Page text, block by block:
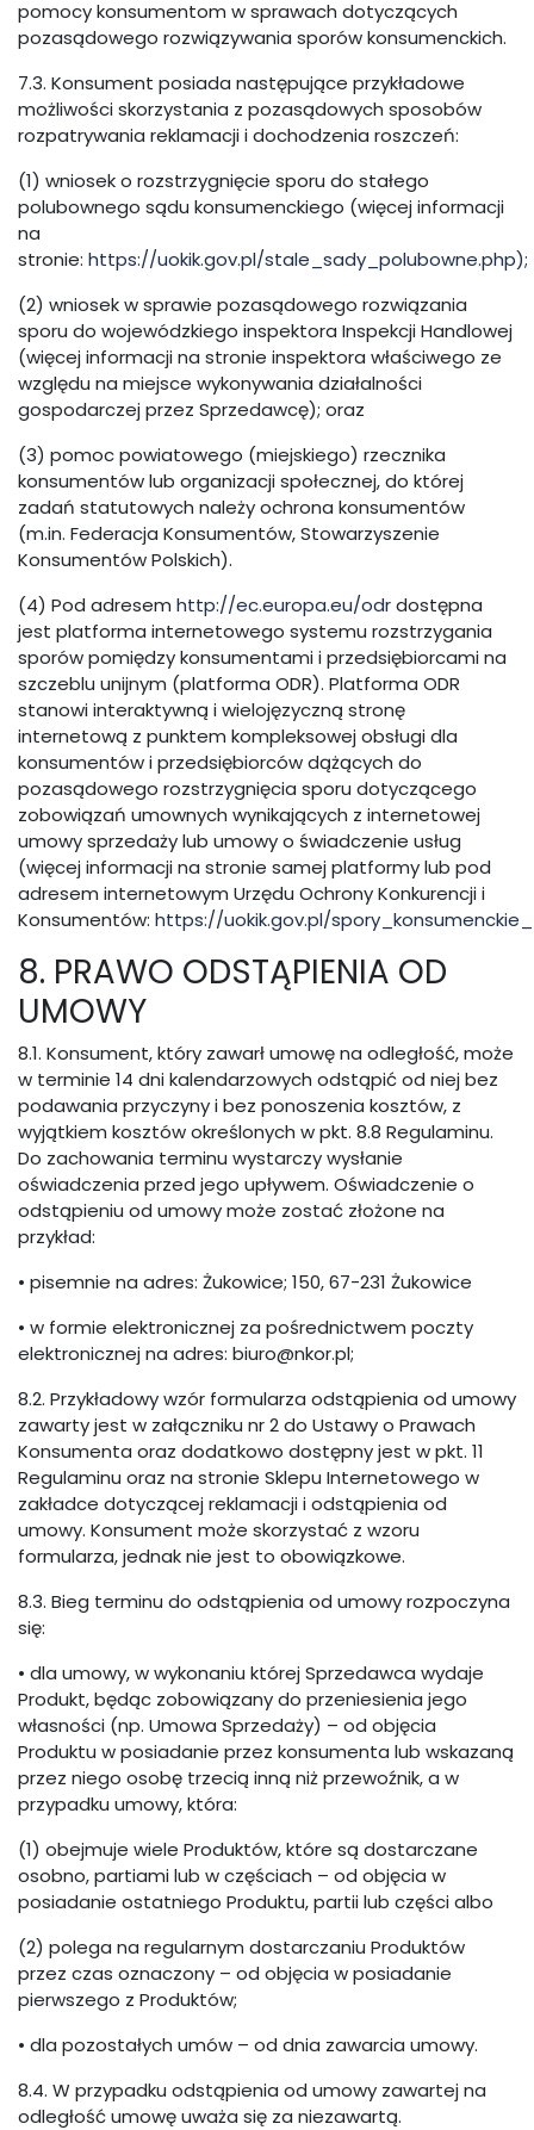
pomocy konsumentom w sprawach dotyczących
pozasądowego rozwiązywania sporów konsumenckich.
7.3. Konsument posiada następujące przykładowe
możliwości skorzystania z pozasądowych sposobów
rozpatrywania reklamacji i dochodzenia roszczeń:
(1) wniosek o rozstrzygnięcie sporu do stałego
polubownego sądu konsumenckiego (więcej informacji
na
stronie: https://uokik.gov.pl/stale_sady_polubowne.php);
(2) wniosek w sprawie pozasądowego rozwiązania
sporu do wojewódzkiego inspektora Inspekcji Handlowej
(więcej informacji na stronie inspektora właściwego ze
względu na miejsce wykonywania działalności
gospodarczej przez Sprzedawcę); oraz
(3) pomoc powiatowego (miejskiego) rzecznika
konsumentów lub organizacji społecznej, do której
zadań statutowych należy ochrona konsumentów
(m.in. Federacja Konsumentów, Stowarzyszenie
Konsumentów Polskich).
(4) Pod adresem http://ec.europa.eu/odrdostępna
jest platforma internetowego systemu rozstrzygania
sporów pomiędzy konsumentami i przedsiębiorcami na
szczeblu unijnym (platforma ODR). Platforma ODR
stanowi interaktywną i wielojęzyczną stronę
internetową z punktem kompleksowej obsługi dla
konsumentów i przedsiębiorców dążących do
pozasądowego rozstrzygnięcia sporu dotyczącego
zobowiązań umownych wynikających z internetowej
umowy sprzedaży lub umowy o świadczenie usług
(więcej informacji na stronie samej platformy lub pod
adresem internetowym Urzędu Ochrony Konkurencji i
Konsumentów: https://uokik.gov.pl/
8. PRAWO ODSTĄPIENIA OD
UMOWY
8.1. Konsument, który zawarł umowę na odległość, może
w terminie 14 dni kalendarzowych odstąpić od niej bez
podawania przyczyny i bez ponoszenia kosztów, z
wyjątkiem kosztów określonych w pkt. 8.8 Regulaminu.
Do zachowania terminu wystarczy wysłanie
oświadczenia przed jego upływem. Oświadczenie o
odstąpieniu od umowy może zostać złożone na
przykład:
• pisemnie na adres: Żukowice; 150, 67-231 Żukowice
• w formie elektronicznej za pośrednictwem poczty
elektronicznej na adres: biuro@nkor.pl;
8.2. Przykładowy wzór formularza odstąpienia od umowy
zawarty jest w załączniku nr 2 do Ustawy o Prawach
Konsumenta oraz dodatkowo dostępny jest w pkt. 11
Regulaminu oraz na stronie Sklepu Internetowego w
zakładce dotyczącej reklamacji i odstąpienia od
umowy. Konsument może skorzystać z wzoru
formularza, jednak nie jest to obowiązkowe.
8.3. Bieg terminu do odstąpienia od umowy rozpoczyna
się:
• dla umowy, w wykonaniu której Sprzedawca wydaje
Produkt, będąc zobowiązany do przeniesienia jego
własności (np. Umowa Sprzedaży) – od objęcia
Produktu w posiadanie przez konsumenta lub wskazaną
przez niego osobę trzecią inną niż przewoźnik, a w
przypadku umowy, która:
(1) obejmuje wiele Produktów, które są dostarczane
osobno, partiami lub w częściach – od objęcia w
posiadanie ostatniego Produktu, partii lub części albo
(2) polega na regularnym dostarczaniu Produktów
przez czas oznaczony – od objęcia w posiadanie
pierwszego z Produktów;
• dla pozostałych umów – od dnia zawarcia umowy.
8.4. W przypadku odstąpienia od umowy zawartej na
odległość umowę uważa się za niezawartą.